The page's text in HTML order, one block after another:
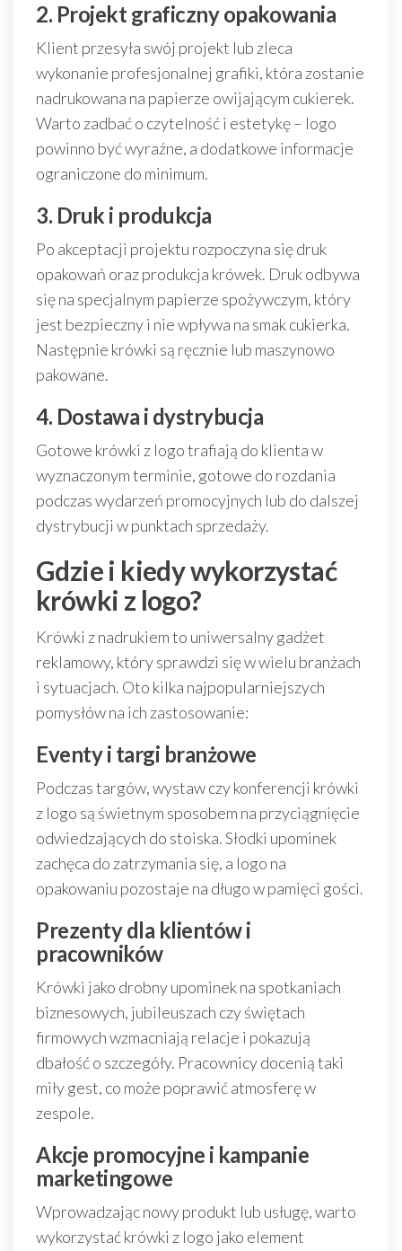
2. Projekt graficzny opakowania
Klient przesyła swój projekt lub zleca
wykonanie profesjonalnej grafiki, która zostanie
nadrukowana na papierze owijającym cukierek.
Warto zadbać o czytelność i estetykę – logo
powinno być wyraźne, a dodatkowe informacje
ograniczone do minimum.
3. Druk i produkcja
Po akceptacji projektu rozpoczyna się druk
opakowań oraz produkcja krówek. Druk odbywa
się na specjalnym papierze spożywczym, który
jest bezpieczny i nie wpływa na smak cukierka.
Następnie krówki są ręcznie lub maszynowo
pakowane.
4. Dostawa i dystrybucja
Gotowe krówki z logo trafiają do klienta w
wyznaczonym terminie, gotowe do rozdania
podczas wydarzeń promocyjnych lub do dalszej
dystrybucji w punktach sprzedaży.
Gdzie i kiedy wykorzystać
krówki z logo?
Krówki z nadrukiem to uniwersalny gadżet
reklamowy, który sprawdzi się w wielu branżach
i sytuacjach. Oto kilka najpopularniejszych
pomysłów na ich zastosowanie:
Eventy i targi branżowe
Podczas targów, wystaw czy konferencji krówki
z logo są świetnym sposobem na przyciągnięcie
odwiedzających do stoiska. Słodki upominek
zachęca do zatrzymania się, a logo na
opakowaniu pozostaje na długo w pamięci gości.
Prezenty dla klientów i
pracowników
Krówki jako drobny upominek na spotkaniach
biznesowych, jubileuszach czy świętach
firmowych wzmacniają relacje i pokazują
dbałość o szczegóły. Pracownicy docenią taki
miły gest, co może poprawić atmosferę w
zespole.
Akcje promocyjne i kampanie
marketingowe
Wprowadzając nowy produkt lub usługę, warto
wykorzystać krówki z logo jako element